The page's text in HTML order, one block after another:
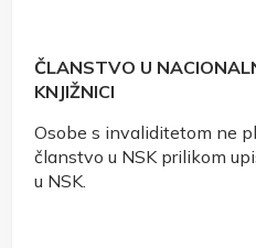
ČLANSTVO U
KNJIŽNICI
Osobe s invaliditetom ne
članstvo u NSK prilikom
u NSK.